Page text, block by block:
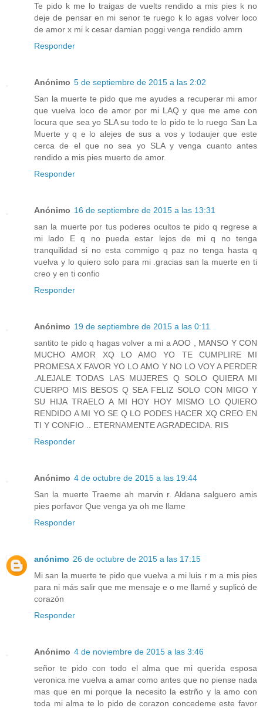
Te pido k me lo traigas de vuelts rendido a mis pies k no
deje de pensar en mi senor te ruego k lo agas volver loco
de amor x mi k cesar damian poggi venga rendido amrn
Responder
Anónimo 5 de septiembre de 2015 a las 2:02
San la muerte te pido que me ayudes a recuperar mi amor
que vuelva loco de amor por mi LAQ y que me ame con
locura que sea yo SLA su todo te lo pido te lo ruego San La
Muerte y q e lo alejes de sus a vos y todaujer que este
cerca de el que no sea yo SLA y venga cuanto antes
rendido a mis pies muerto de amor.
Responder
Anónimo 16 de septiembre de 2015 a las 13:31
san la muerte por tus poderes ocultos te pido q regrese a
mi lado E q no pueda estar lejos de mi q no tenga
tranquilidad si no esta commigo q paz no tenga hasta q
vuelva y lo quiero solo para mi .gracias san la muerte en ti
creo y en ti confio
Responder
Anónimo 19 de septiembre de 2015 a las 0:11
santito te pido q hagas volver a mi a AOO , MANSO Y CON
MUCHO AMOR XQ LO AMO YO TE CUMPLIRE MI
PROMESA X FAVOR YO LO AMO Y NO LO VOY A PERDER
.ALEJALE TODAS LAS MUJERES Q SOLO QUIERA MI
CUERPO MIS BESOS Q SEA FELIZ SOLO CON MIGO Y
SU HIJA TRAELO A MI HOY HOY MISMO LO QUIERO
RENDIDO A MI YO SE Q LO PODES HACER XQ CREO EN
TI Y CONFIO .. ETERNAMENTE AGRADECIDA. RIS
Responder
Anónimo 4 de octubre de 2015 a las 19:44
San la muerte Traeme ah marvin r. Aldana salguero amis
pies porfavor Que venga ya oh me llame
Responder
anónimo 26 de octubre de 2015 a las 17:15
Mi san la muerte te pido que vuelva a mi luis r m a mis pies
para ni más salir que me mensaje e o me llamé y suplicó de
corazón
Responder
Anónimo 4 de noviembre de 2015 a las 3:46
señor te pido con todo el alma que mi querida esposa
veronica me vuelva a amar como antes que no piense nada
mas que en mi porque la necesito la estrño y la amo con
toda mi alma te lo pido de corazon concedeme este favor